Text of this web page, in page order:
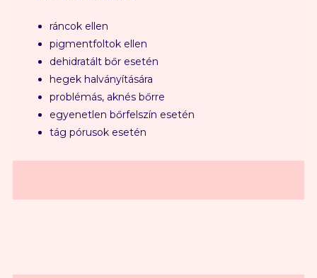
ráncok ellen
pigmentfoltok ellen
dehidratált bőr esetén
hegek halványítására
problémás, aknés bőrre
egyenetlen bőrfelszín esetén
tág pórusok esetén